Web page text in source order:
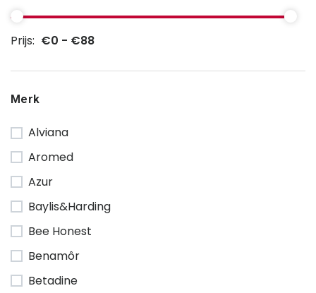
Prijs: €0 - €88
Merk
Alviana
Aromed
Azur
Baylis&Harding
Bee Honest
Benamôr
Betadine